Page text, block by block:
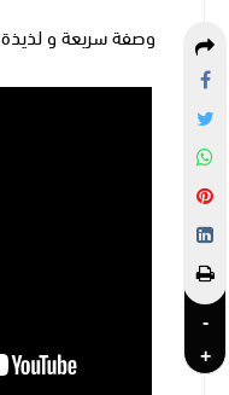
-
+
وصفة سريعة و لذيذة